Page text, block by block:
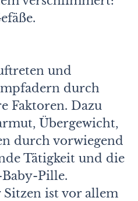
und
durch
Faktoren. Dazu
Übergewicht,
durch vorwiegend
Tätigkeit und die
Pille.
Sitzen ist vor allem